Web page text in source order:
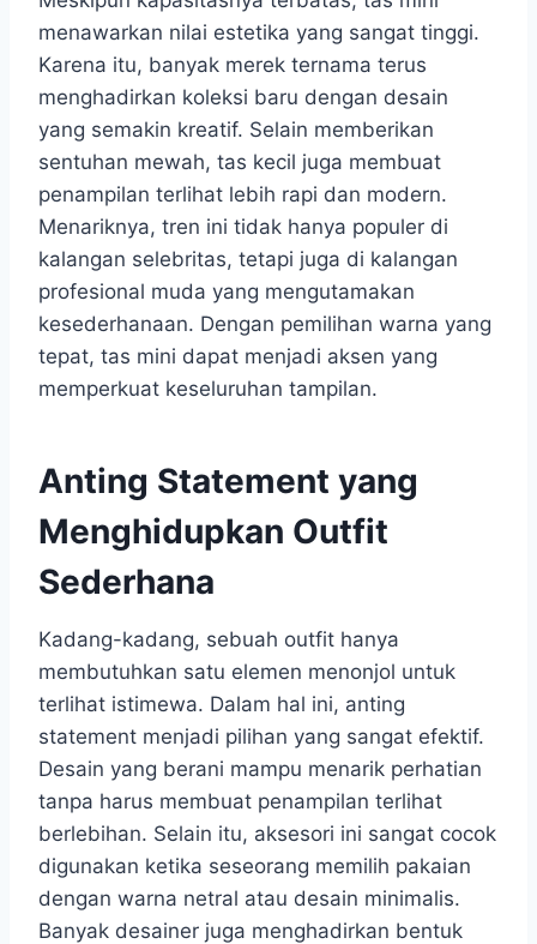
menawarkan nilai estetika yang sangat tinggi.
Karena itu, banyak merek ternama terus
menghadirkan koleksi baru dengan desain
yang semakin kreatif. Selain memberikan
sentuhan mewah, tas kecil juga membuat
penampilan terlihat lebih rapi dan modern.
Menariknya, tren ini tidak hanya populer di
kalangan selebritas, tetapi juga di kalangan
profesional muda yang mengutamakan
kesederhanaan. Dengan pemilihan warna yang
tepat, tas mini dapat menjadi aksen yang
memperkuat keseluruhan tampilan.
Anting Statement yang
Menghidupkan Outfit
Sederhana
Kadang-kadang, sebuah outfit hanya
membutuhkan satu elemen menonjol untuk
terlihat istimewa. Dalam hal ini, anting
statement menjadi pilihan yang sangat efektif.
Desain yang berani mampu menarik perhatian
tanpa harus membuat penampilan terlihat
berlebihan. Selain itu, aksesori ini sangat cocok
digunakan ketika seseorang memilih pakaian
dengan warna netral atau desain minimalis.
Banyak desainer juga menghadirkan bentuk